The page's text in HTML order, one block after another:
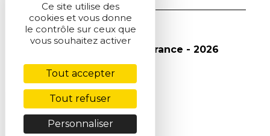
© Société Chimique de France - 2026
Ce site utilise des
cookies et vous donne
le contrôle sur ceux que
vous souhaitez activer
Tout accepter
Tout refuser
Personnaliser